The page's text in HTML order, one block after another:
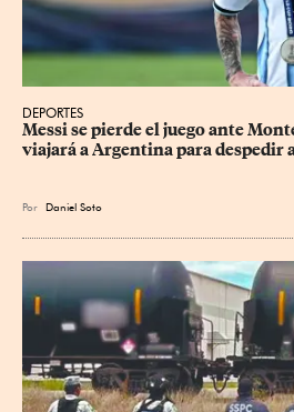
DEPORTES
Messi se pierde el juego ante
viajará a Argentina para despedir
Por Daniel Soto